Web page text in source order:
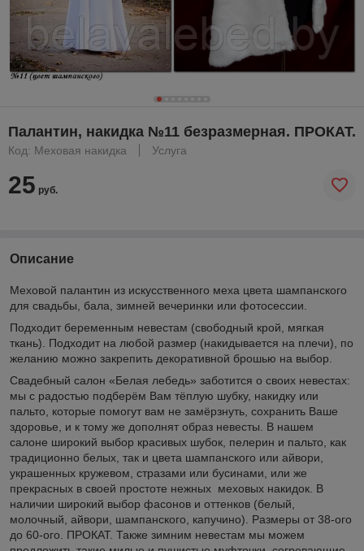
Палантин, накидка №11 безразмерная. ПРОКАТ.
Код: Меховая накидка Услуга
25 руб.
Описание
Меховой палантин из искусственного меха цвета шампанского
для свадьбы, бала, зимней вечеринки или фотосессии.
Подходит беременным невестам (свободный крой, мягкая
ткань). Подходит на любой размер (накидывается на плечи), по
желанию можно закрепить декоративной брошью на выбор.
Свадебный салон «Белая лебедь» заботится о своих невестах:
мы с радостью подберём Вам тёплую шубку, накидку или
пальто, которые помогут вам не замёрзнуть, сохранить Ваше
здоровье, и к тому же дополнят образ невесты. В нашем
салоне широкий выбор красивых шубок, пелерин и пальто, как
традиционно белых, так и цвета шампанского или айвори,
украшенных кружевом, стразами или бусинами, или же
прекрасных в своей простоте нежных меховых накидок. В
наличии широкий выбор фасонов и оттенков (белый,
молочный, айвори, шампанского, капучино). Размеры от 38-ого
до 60-ого. ПРОКАТ. Также зимним невестам мы можем